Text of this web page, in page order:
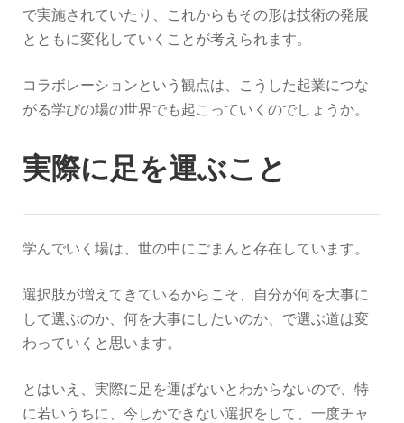
で実施されていたり、これからもその形は技術の発展
とともに変化していくことが考えられます。
コラボレーションという観点は、こうした起業につな
がる学びの場の世界でも起こっていくのでしょうか。
実際に足を運ぶこと
学んでいく場は、世の中にごまんと存在しています。
選択肢が増えてきているからこそ、自分が何を大事に
して選ぶのか、何を大事にしたいのか、で選ぶ道は変
わっていくと思います。
とはいえ、実際に足を運ばないとわからないので、特
に若いうちに、今しかできない選択をして、一度チャ